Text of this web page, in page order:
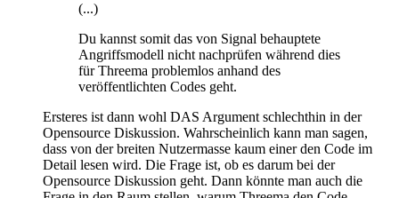
(...)
Du kannst somit das von Signal behauptete
Angriffsmodell nicht nachprüfen während dies
für Threema problemlos anhand des
veröffentlichten Codes geht.
Ersteres ist dann wohl DAS Argument schlechthin in der
Opensource Diskussion. Wahrscheinlich kann man sagen,
dass von der breiten Nutzermasse kaum einer den Code im
Detail lesen wird. Die Frage ist, ob es darum bei der
Opensource Diskussion geht. Dann könnte man auch die